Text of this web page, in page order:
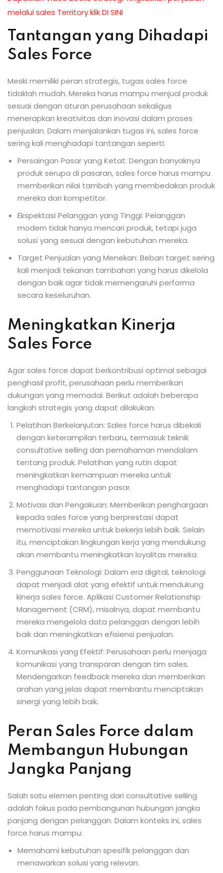
melalui sales Territory klik DI SINI
Tantangan yang Dihadapi
Sales Force
Meski memiliki peran strategis, tugas sales force
tidaklah mudah. Mereka harus mampu menjual produk
sesuai dengan aturan perusahaan sekaligus
menerapkan kreativitas dan inovasi dalam proses
penjualan. Dalam menjalankan tugas ini, sales force
sering kali menghadapi tantangan seperti:
Persaingan Pasar yang Ketat: Dengan banyaknya
produk serupa di pasaran, sales force harus mampu
memberikan nilai tambah yang membedakan produk
mereka dari kompetitor.
Ekspektasi Pelanggan yang Tinggi: Pelanggan
modern tidak hanya mencari produk, tetapi juga
solusi yang sesuai dengan kebutuhan mereka.
Target Penjualan yang Menekan: Beban target sering
kali menjadi tekanan tambahan yang harus dikelola
dengan baik agar tidak memengaruhi performa
secara keseluruhan.
Meningkatkan Kinerja
Sales Force
Agar sales force dapat berkontribusi optimal sebagai
penghasil profit, perusahaan perlu memberikan
dukungan yang memadai. Berikut adalah beberapa
langkah strategis yang dapat dilakukan:
Pelatihan Berkelanjutan: Sales force harus dibekali
dengan keterampilan terbaru, termasuk teknik
consultative selling dan pemahaman mendalam
tentang produk. Pelatihan yang rutin dapat
meningkatkan kemampuan mereka untuk
menghadapi tantangan pasar.
Motivasi dan Pengakuan: Memberikan penghargaan
kepada sales force yang berprestasi dapat
memotivasi mereka untuk bekerja lebih baik. Selain
itu, menciptakan lingkungan kerja yang mendukung
akan membantu meningkatkan loyalitas mereka.
Penggunaan Teknologi: Dalam era digital, teknologi
dapat menjadi alat yang efektif untuk mendukung
kinerja sales force. Aplikasi Customer Relationship
Management (CRM), misalnya, dapat membantu
mereka mengelola data pelanggan dengan lebih
baik dan meningkatkan efisiensi penjualan.
Komunikasi yang Efektif: Perusahaan perlu menjaga
komunikasi yang transparan dengan tim sales.
Mendengarkan feedback mereka dan memberikan
arahan yang jelas dapat membantu menciptakan
sinergi yang lebih baik.
Peran Sales Force dalam
Membangun Hubungan
Jangka Panjang
Salah satu elemen penting dari consultative selling
adalah fokus pada pembangunan hubungan jangka
panjang dengan pelanggan. Dalam konteks ini, sales
force harus mampu:
Memahami kebutuhan spesifik pelanggan dan
menawarkan solusi yang relevan.